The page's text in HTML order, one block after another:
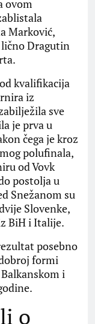
ovom
Marković,
Dragutin
kvalifikacija
iz
sve
je prva u
čega je kroz
polufinala,
od Vovk
postolja u
Snežanom su
Slovenke,
BiH i Italije.
posebno
formi
i
o